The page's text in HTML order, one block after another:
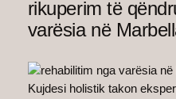
rikuperim të
varësia në
Kujdesi holistik takon